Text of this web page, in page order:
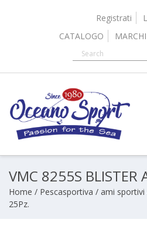
Registrati
CATALOGO
MARCHI
VMC 8255S BLISTER
Home / Pescasportiva / ami sportivi
25Pz.